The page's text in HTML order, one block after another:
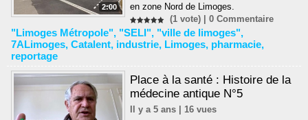
2:00
en zone Nord de Limoges.
(1 vote) |0 Commentaire
"Limoges Métropole", "SELI", "ville de limoges",
7ALimoges, Catalent, industrie, Limoges, pharmacie,
reportage
Place à la santé : Histoire de la
médecine antique N°5
Il y a 5 ans | 16 vues